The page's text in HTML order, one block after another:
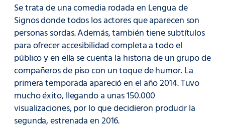
Se trata de una comedia rodada en Lengua de
Signos donde todos los actores que aparecen son
personas sordas. Además, también tiene subtítulos
para ofrecer accesibilidad completa a todo el
público y en ella se cuenta la historia de un grupo de
compañeros de piso con un toque de humor. La
primera temporada apareció en el año 2014. Tuvo
mucho éxito, llegando a unas 150.000
visualizaciones, por lo que decidieron producir la
segunda, estrenada en 2016.